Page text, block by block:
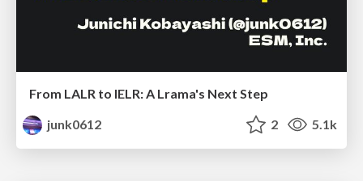
From LALR to IELR: A Lrama's Next Step
junk0612
2 5.1k